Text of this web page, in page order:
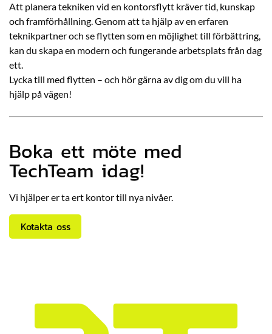
Att planera tekniken vid en kontorsflytt kräver tid, kunskap
och framförhållning. Genom att ta hjälp av en erfaren
teknikpartner och se flytten som en möjlighet till förbättring,
kan du skapa en modern och fungerande arbetsplats från dag
ett.
Lycka till med flytten – och hör gärna av dig om du vill ha
hjälp på vägen!
Boka ett möte med
TechTeam idag!
Vi hjälper er ta ert kontor till nya nivåer.
Kotakta oss